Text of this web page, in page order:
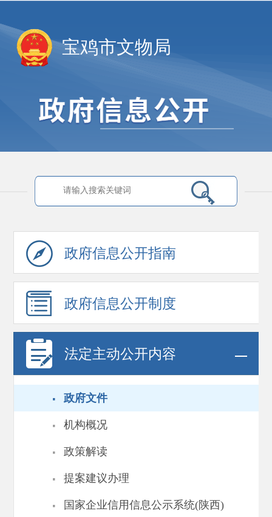
宝鸡市文物局
政府信息公开指南
政府信息公开制度
法定主动公开内容
· 政府文件
· 机构概况
· 政策解读
· 提案建议办理
· 国家企业信用信息公示系统(陕西)